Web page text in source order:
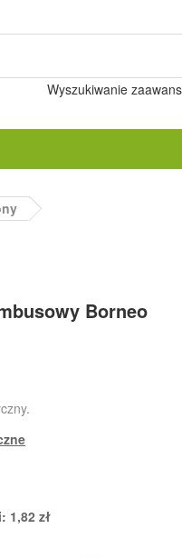
Wyszukiwanie
Borneo
1,82 zł